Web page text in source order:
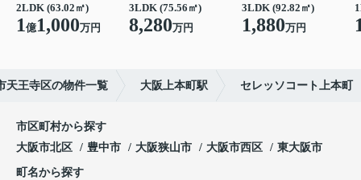
2LDK (63.02㎡)
1億1,000万円
3LDK (75.56㎡)
8,280万円
3LDK (92.82㎡)
1,880万円
天王寺区の物件一覧 大阪上本町駅 セレッソコート上本町
市区町村から探す
大阪市北区
豊中市 大阪狭山市 大阪市西区 東大阪市
町名から探す